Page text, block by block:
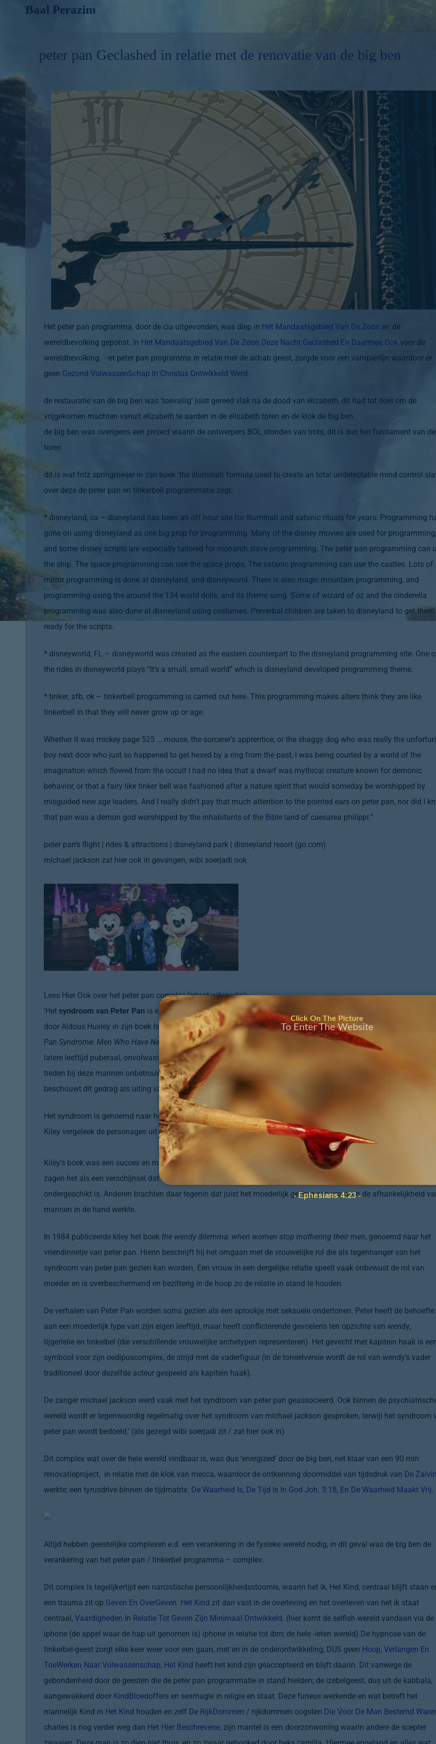
Baal Perazim
peter pan Geclashed in relatie met de renovatie van de big ben
Het peter pan programma, door de cia uitgevonden, was diep in Het Mandaatsgebied Van De Zoon en de
wereldbevolking geponst. In Het Mandaatsgebied Van De Zoon Deze Nacht Geclashed En Daarmee Ook voor de
wereldbevolking.
et peter pan programma in relatie met de achab geest, zorgde voor een vampierlijn waardoor er
geen Gezond VolwassenSchap In Christus Ontwikkeld Werd.
de restauratie van de big ben was ‘toevallig’ juist gereed vlak na de dood van elizabeth, dit had tot doel om de
vrijgekomen machten vanuit elizabeth te aarden in de elisabeth toren en de klok de big ben.
de big ben was overigens een project waarin de ontwerpers BOL stonden van trots, dit is dus het fundament van
toren
dit is wat fritz springmeijer in zijn boek ‘the illuminati formula used to create an total undetectable mind control
over deze de peter pan en tinkerbell programmatie zegt:
* disneyland, ca – disneyland has been an off hour site for Illuminati and satanic rituals for years. Programming
gone on using disneyland as one big prop for programming. Many of the disney movies are used for programming,
and some disney scripts are especially tailored for monarch slave programming. The peter pan programming can
the ship. The space programming can use the space props. The satanic programming can use the castles. Lots of
mirror programming is done at disneyland, and disneyworld. There is also magic mountain programming, and
programming using the around the 134 world dolls, and its theme song. Some of wizard of oz and the cinderella
programming was also done at disneyland using costumes. Preverbal children are taken to disneyland to get them
ready for the scripts.
* disneyworld, FL – disneyworld was created as the eastern counterpart to the disneyland programming site. One
the rides in disneyworld plays “It’s a small, small world” which is disneyland developed programming theme.
* tinker, afb, ok – tinkerbell programming is carried out here. This programming makes alters think they are like
tinkerbell in that they will never grow up or age.
Whether it was mickey page 525 … mouse, the sorcerer’s apprentice, or the shaggy dog who was really the
boy next door who just so happened to get hexed by a ring from the past, I was being courted by a world of the
imagination which flowed from the occult I had no idea that a dwarf was mythical creature known for demonic
behavior, or that a fairy like tinker bell was fashioned after a nature spirit that would someday be worshipped by
misguided new age leaders. And I really didn’t pay that much attention to the pointed ears on peter pan, nor did I
that pan was a demon god worshipped by the inhabitants of the Bible land of caesarea philippi.”
peter pan’s flight | rides & attractions | disneyland park | disneyland resort (go.com)
michael jackson zat hier ook in gevangen, wibi soerjadi ook
Lees Hier Ook over het peter pan complex (citaat wikipedia):
‘Het syndroom van Peter Pan is een informele term uit de psychologie
door Aldous Huxley in zijn boek Island uit 1962. De term werd gepopulariseerd door dr. Dan Kiley in het boek
Pan Syndrome: Men Who Have Never Grown Up(1983) en duidt op het verschijnsel dat sommige mannen zich op
latere leeftijd puberaal, onvolwassen en
narcistischblijven gedragen en bang zijn om zich te binden. Naast
treden bij deze mannen onbetrouwbaarheid, rebelsheid, woede, afhankelijkheid en manipulatiedrang op. Kiley
beschouwt dit gedrag als uiting van de diepgewortelde wens om bemoederd te worden.
Het syndroom is genoemd naar het toneel- en romanpersonagepeter pan
Kiley vergeleek de personages uit het werk van barrie met een disfunctionele familie.
Kiley’s boek was een succes en maakte veel discussie los. Veel mensen vonden het syndroom heel herkenbaar en
zagen het als een verschijnsel dat wordt veroorzaakt door een maatschappij waarin de rol van de vrouw
ondergeschikt is. Anderen brachten daar tegenin dat juist het moederlijk gedrag van vrouwen de afhankelijkheid
mannen in de hand werkte.
In 1984 publiceerde kiley het boek the wendy dilemma: when women stop mothering their men, genoemd naar het
vriendinnetje van peter pan. Hierin beschrijft hij het omgaan met de vrouwelijke rol die als tegenhanger van het
syndroom van peter pan gezien kan worden. Een vrouw in een dergelijke relatie speelt vaak onbewust de rol van
moeder en is overbeschermend en bezitterig in de hoop zo de relatie in stand te houden.
De verhalen van Peter Pan worden soms gezien als een sprookje met seksuele ondertonen. Peter heeft de behoefte
aan een moederlijk type van zijn eigen leeftijd, maar heeft conflicterende gevoelens ten opzichte van wendy,
tijgerlelie en tinkelbel (die verschillende vrouwelijke archetypen representeren). Het gevecht met kapitein haak is
symbool voor zijn oedipuscomplex, de strijd met de vaderfiguur (in de toneelversie wordt de rol van wendy’s vader
traditioneel door dezelfde acteur gespeeld als kapitein haak).
De zanger michael jackson werd vaak met het syndroom van peter pan geassocieerd. Ook binnen de
wereld wordt er tegenwoordig regelmatig over het syndroom van michael jackson gesproken, terwijl het syndroom
peter pan wordt bedoeld.’ (als gezegd wibi soerjadi zit / zat hier ook in)
Dit complex wat over de hele wereld vindbaar is, was dus ‘energized’ door de big ben, net klaar van een 90 mln
renovatieproject, in relatie met de klok van mecca, waardoor de ontkenning doormiddel van tijdsdruk van De
werkte; een tyrusdrive binnen de tijdmatrix. De Waarheid Is, De Tijd Is In God Joh. 3:18, En De Waarheid Maakt Vrij.
Altijd hebben geestelijke complexen e.d. een verankering in de fysieke wereld nodig, in dit geval was de big ben de
verankering van het peter pan / tinkerbel programma – complex.
Dit complex is tegelijkertijd een narcistische persoonlijkheidsstoornis, waarin het ik, Het Kind, centraal blijft staan
een trauma zit op Geven En OverGeven. Het Kind zit dan vast in de overleving en het overleven van het ik staat
centraal, Vaardigheden In Relatie Tot Geven Zijn Minimaal Ontwikkeld. (hier komt de selfish wereld vandaan via de
iphone (de appel waar de hap uit genomen is) iphone in relatie tot ibm; de hele -ieten wereld) De hypnose van de
tinkerbel-geest zorgt elke keer weer voor een gaan, met en in de onderontwikkeling, DUS geen Hoop, Verlangen En
ToeWerken Naar Volwassenschap, Het Kind heeft het kind-zijn geaccepteerd en blijft daarin. Dit vanwege de
gebondenheid door de geesten die de peter pan programmatie in stand hielden; de izebelgeest, dus uit de kabbala,
aangewakkerd door KindBloedoffers en sexmagie in religie en staat. Deze furieus werkende en wat betreft het
mannelijk Kind in Het Kind houden en zelf De RijkDommen / rijkdommen oogsten Die Voor De Man Bestemd
charles is nog verder weg dan Het Hier Beschrevene, zijn mantel is een doorzonwoning waarin andere de scepter
Click On The Picture
To Enter The Website
- Ephesians 4:23 -